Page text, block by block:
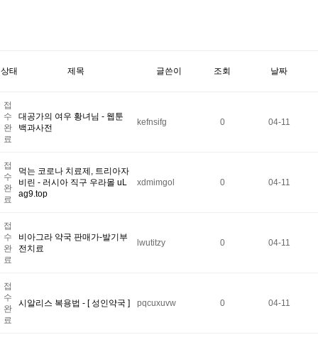
상태 제목 글쓴이 조회 날짜
접
수
완
료
대공가의 여우 황녀님 - 웹툰
백과사전
kefnsifg 0 04-11
접
수
완
료
먹는 코로나 치료제, 트리아자
비린 - 러시아 직구 우라몰 uL
ag9.top
xdmimgol 0 04-11
접
수
완
료
비아그라 약국 판매가-발기부
전치료
lwutitzy 0 04-11
접
수
완
료
시알리스 복용법 - [ 성인약국 ] pqcuxuvw 0 04-11